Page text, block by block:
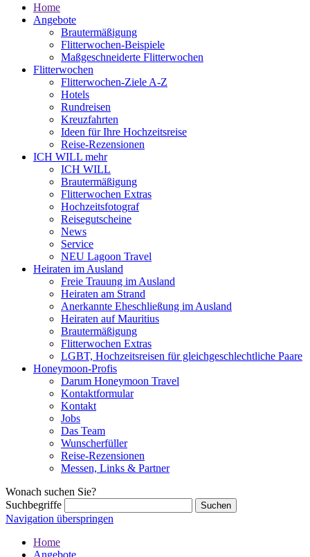
Home
Angebote
Brautermäßigung
Flitterwochen-Beispiele
Maßgeschneiderte Flitterwochen
Flitterwochen
Flitterwochen-Ziele A-Z
Hotels
Rundreisen
Kreuzfahrten
Ideen für Ihre Hochzeitsreise
Reise-Rezensionen
ICH WILL mehr
ICH WILL
Brautermäßigung
Flitterwochen Extras
Hochzeitsfotograf
Reisegutscheine
News
Service
NEU Lagoon Travel
Heiraten im Ausland
Freie Trauung im Ausland
Heiraten am Strand
Anerkannte Eheschließung im Ausland
Heiraten auf Mauritius
Brautermäßigung
Flitterwochen Extras
LGBT, Hochzeitsreisen für gleichgeschlechtliche Paare
Honeymoon-Profis
Darum Honeymoon Travel
Kontaktformular
Kontakt
Jobs
Das Team
Wunscherfüller
Reise-Rezensionen
Messen, Links & Partner
Wonach suchen Sie?
Suchbegriffe
Navigation überspringen
Home
Angebote